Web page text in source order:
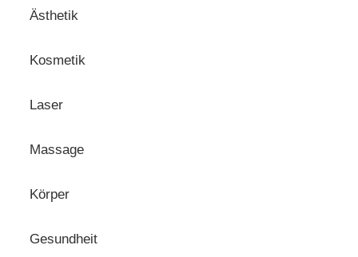
Ästhetik
Kosmetik
Laser
Massage
Körper
Gesundheit